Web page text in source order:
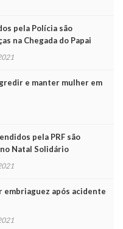
pela Polícia são
na Chegada do Papai
e manter mulher em
pela PRF são
Natal Solidário
após acidente